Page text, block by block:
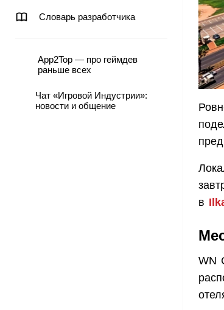
Словарь разработчика
App2Top — про геймдев
раньше всех
Чат «Игровой Индустрии»:
новости и общение
в
WN